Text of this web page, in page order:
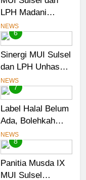
LPH Madani
Indonesia
Tetapkan Empat
Pelaku Usaha
Halal
NEWS
6
Sinergi MUI Sulsel
dan LPH Unhas
Perkuat Jaminan
Produk Halal,
Sidang Fatwa
Kehalalan 7
Pelaku Usaha
NEWS
7
Label Halal Belum
Ada, Bolehkah
Dibeli? MUI Sulsel
Jelaskan Batas
Kaidah Darurat
NEWS
8
Panitia Musda IX
MUI Sulsel